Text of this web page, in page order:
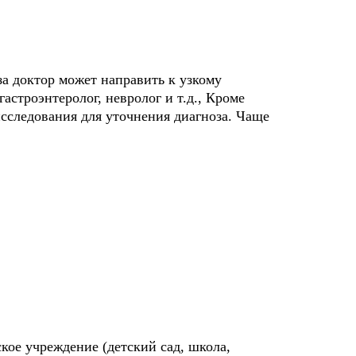
доктор может направить к узкому
невролог и т.д., Кроме
для уточнения диагноза. Чаще
учреждение (детский сад, школа,